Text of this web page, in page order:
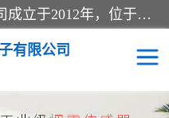
深圳市宏盛高科电子有限公司成立于2012年，位于深圳市龙华区福城街道。公司专注于安防设备、消防设备、电子设备及报警器的研发与销售，同时涉及气体检测仪器仪表及周边电子材料。业务涵盖国内贸易、进出口、安全消防金属制品制造、特种劳动防护用品生产及多种专用仪器设备制造，致力于提供全面的安全与环境监测解决方案。
有限公司